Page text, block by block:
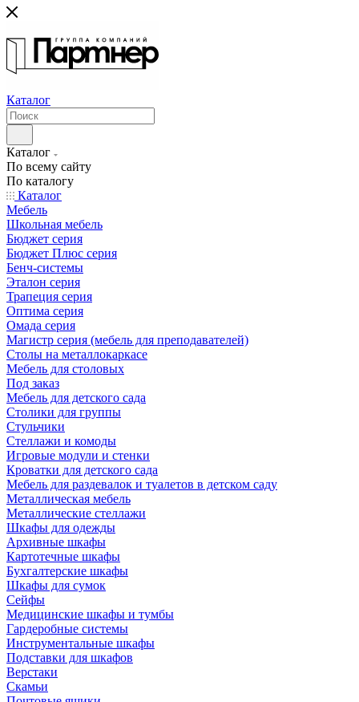
Каталог
Каталог
По всему сайту
По каталогу
Каталог
Мебель
Школьная мебель
Бюджет серия
Бюджет Плюс серия
Бенч-системы
Эталон серия
Трапеция серия
Оптима серия
Омада серия
Магистр серия (мебель для преподавателей)
Столы на металлокаркасе
Мебель для столовых
Под заказ
Мебель для детского сада
Столики для группы
Стульчики
Стеллажи и комоды
Игровые модули и стенки
Кроватки для детского сада
Мебель для раздевалок и туалетов в детском саду
Металлическая мебель
Металлические стеллажи
Шкафы для одежды
Архивные шкафы
Картотечные шкафы
Бухгалтерские шкафы
Шкафы для сумок
Сейфы
Медицинские шкафы и тумбы
Гардеробные системы
Инструментальные шкафы
Подставки для шкафов
Верстаки
Скамьи